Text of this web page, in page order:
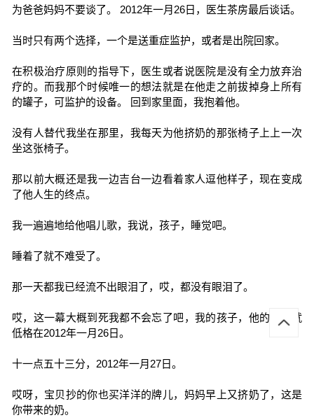
为爸爸妈妈不要谈了。 2012年一月26日，医生茶房最后谈话。
当时只有两个选择，一个是送重症监护，或者是出院回家。
在积极治疗原则的指导下，医生或者说医院是没有全力放弃治
疗的。而我那个时候唯一的想法就是在他走之前拔掉身上所有
的罐子，可监护的设备。 回到家里面，我抱着他。
没有人替代我坐在那里，我每天为他挤奶的那张椅子上上一次
坐这张椅子。
那以前大概还是我一边吉台一边看着家人逗他样子，现在变成
了他人生的终点。
我一遍遍地给他唱儿歌，我说，孩子，睡觉吧。
睡着了就不难受了。
那一天都我已经流不出眼泪了，哎，都没有眼泪了。
哎，这一幕大概到死我都不会忘了吧，我的孩子，他的人生就
低格在2012年一月26日。
十一点五十三分，2012年一月27日。
哎呀，宝贝抄的你也买洋洋的牌儿，妈妈早上又挤奶了，这是
你带来的奶。